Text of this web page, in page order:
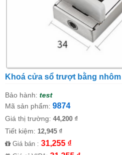
Khoá cửa sổ trượt bằng
Bảo hành: test
Mã sản phẩm: 9874
Giá thị trường: 44,200 ₫
Tiết kiệm: 12,945 ₫
Giá bán : 31,255 ₫